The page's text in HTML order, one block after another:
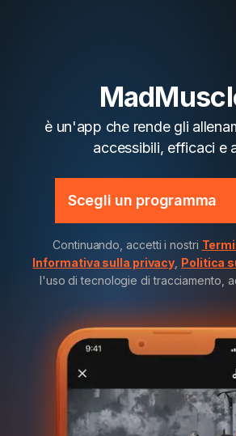
è un'app che rende gli
accessibili, efficaci e
Scegli un programma
Continuando, accetti i nostri
Informativa sulla privacy Politica
l'uso di tecnologie di tracciamento,